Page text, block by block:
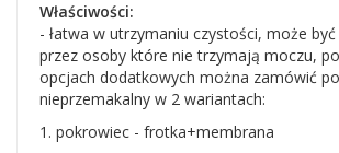
Właściwości:
- łatwa w utrzymaniu czystości, może
przez osoby które nie trzymają moczu,
opcjach dodatkowych można zamówić
nieprzemakalny w 2 wariantach:
1. pokrowiec - frotka+membrana